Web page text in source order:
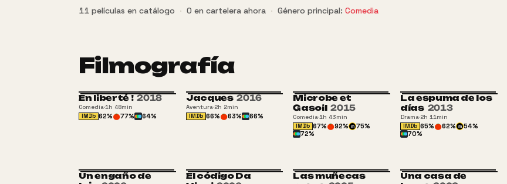
11 películas en catálogo · 0 en cartelera ahora · Género principal:Comedia
Filmografía
En liberté ! 2018
Comedia·1h 48min
IMDb 62% 77% 64%
Jacques 2016
Aventura·2h 2min
IMDb 66% 63% 66%
Microbe et
Gasoil 2015
Comedia·1h 43min
IMDb 67% 92% m 75%
72%
+13
La espuma de los
días 2013
Drama·2h 11min
IMDb 65% 62% m 54%
70%
Un engaño de
El código Da
Las muñecas
Una casa de